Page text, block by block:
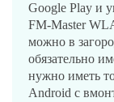
Google Play и
FM-Master
можно в
обязательно
нужно иметь
Android с